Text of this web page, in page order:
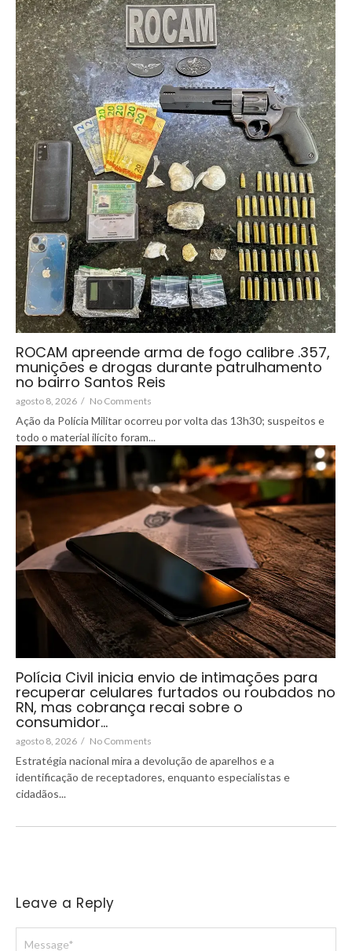
ROCAM apreende arma de fogo calibre .357,
munições e drogas durante patrulhamento
no bairro Santos Reis
agosto 8, 2026 / No Comments
Ação da Polícia Militar ocorreu por volta das 13h30; suspeitos e
todo o material ilícito foram...
Polícia Civil inicia envio de intimações para
recuperar celulares furtados ou roubados no
RN, mas cobrança recai sobre o
consumidor…
agosto 8, 2026 / No Comments
Estratégia nacional mira a devolução de aparelhos e a
identificação de receptadores, enquanto especialistas e
cidadãos...
Leave a Reply